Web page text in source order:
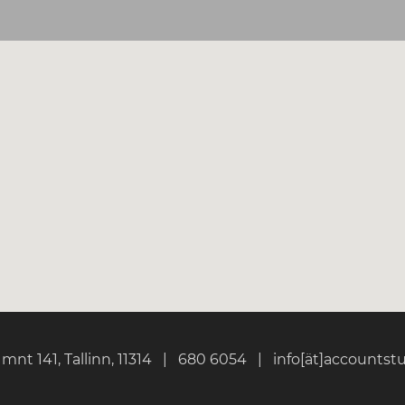
141, Tallinn, 11314 680 6054